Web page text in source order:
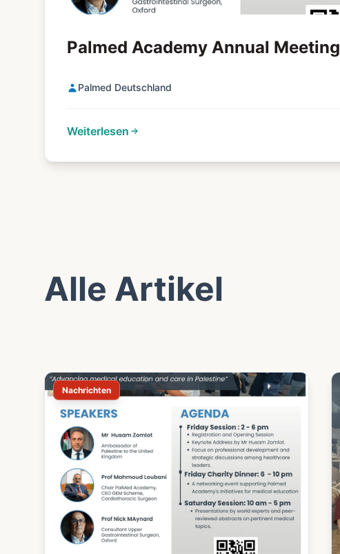
Palmed Academy Annual Meeting
Palmed Deutschland
Weiterlesen
Alle Artikel
Nachrichten